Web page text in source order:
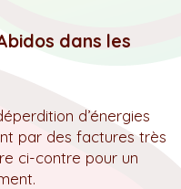
dans les
d’énergies
par des factures très
ci-contre pour un